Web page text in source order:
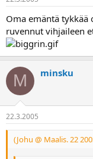
Oma emäntä
ruvennut vihjaileen
M minsku
22.3.2005
(Johu @ Maalis. 22